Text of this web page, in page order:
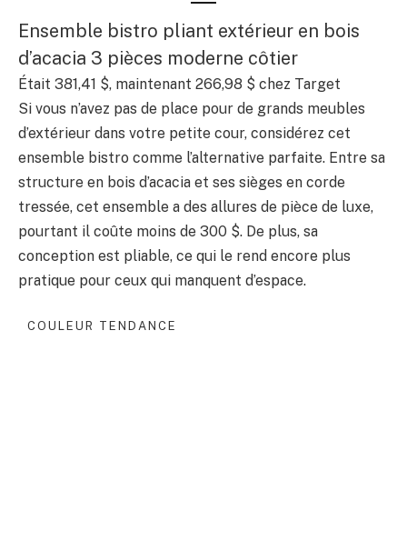
Ensemble bistro pliant extérieur en bois
d’acacia 3 pièces moderne côtier
Était 381,41 $, maintenant 266,98 $ chez Target
Si vous n’avez pas de place pour de grands meubles
d’extérieur dans votre petite cour, considérez cet
ensemble bistro comme l’alternative parfaite. Entre sa
structure en bois d’acacia et ses sièges en corde
tressée, cet ensemble a des allures de pièce de luxe,
pourtant il coûte moins de 300 $. De plus, sa
conception est pliable, ce qui le rend encore plus
pratique pour ceux qui manquent d’espace.
COULEUR TENDANCE